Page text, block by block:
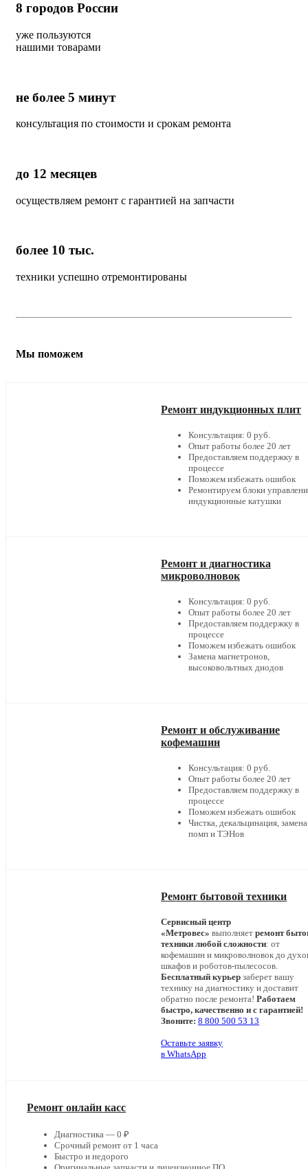
8 городов России
уже пользуются
нашими товарами
не более 5 минут
консультация по стоимости и срокам ремонта
до 12 месяцев
осуществляем ремонт с гарантией на запчасти
более 10 тыс.
техники успешно отремонтированы
Мы поможем
Ремонт индукционных плит
Консультация: 0 руб.
Опыт работы более 20 лет
Предоставляем поддержку в
процессе
Поможем избежать ошибок
Ремонтируем блоки
индукционные катушки
Ремонт и диагностика
микроволновок
Консультация: 0 руб.
Опыт работы более 20 лет
Предоставляем поддержку в
процессе
Поможем избежать ошибок
Замена магнетронов,
высоковольтных диодов
Ремонт и обслуживание
кофемашин
Консультация: 0 руб.
Опыт работы более 20 лет
Предоставляем поддержку в
процессе
Поможем избежать ошибок
Чистка, декальцинация, замена
помп и ТЭНов
Ремонт бытовой техники
Сервисный центр
«Метровес» выполняет ремонт
техники любой сложности: от
кофемашин и микроволновок до
шкафов и роботов-пылесосов.
Бесплатный курьер заберет вашу
технику на диагностику и доставит
обратно после ремонта! Работаем
быстро, качественно и с гарантией!
Звоните: 8 800 500 53 13
Оставьте заявку
в WhatsApp
Ремонт онлайн касс
Диагностика — 0 ₽
Срочный ремонт от 1 часа
Быстро и недорого